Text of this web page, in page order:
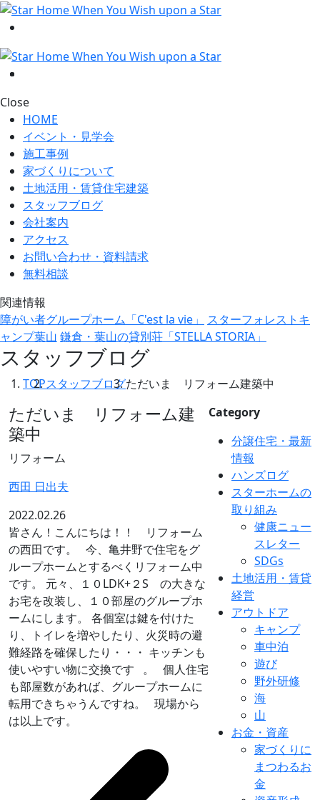
Close
HOME
イベント・見学会
施工事例
家づくりについて
土地活用・賃貸住宅建築
スタッフブログ
会社案内
アクセス
お問い合わせ・資料請求
無料相談
関連情報
障がい者グループホーム「C'est la vie」
スターフォレストキ
ャンプ葉山 鎌倉・葉山の貸別荘「STELLA STORIA」
スタッフブログ
TOPスタッフブログただいま リフォーム建築中
ただいま リフォーム建
築中
リフォーム
西田 日出夫
2022.02.26
皆さん！こんにちは！！ リフォーム
の西田です。 今、亀井野で住宅をグ
ループホームとするべくリフォーム中
です。 元々、１０LDK+２S の大きな
お宅を改装し、１０部屋のグループホ
ームにします。 各個室は鍵を付けた
り、トイレを増やしたり、火災時の避
難経路を確保したり・・・ キッチンも
使いやすい物に交換です 。
個人住宅
も部屋数があれば、グループホームに
転用できちゃうんですね。 現場から
は以上です。
Category
分譲住宅・最新
情報
ハンズログ
スターホームの
取り組み
健康ニュー
スレター
SDGs
土地活用・賃貸
経営
アウトドア
キャンプ
車中泊
遊び
野外研修
海
山
お金・資産
家づくりに
まつわるお
金